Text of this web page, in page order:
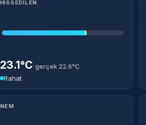
HISSEDILEN
23.1°C gerçek 22.6°C
Rahat
NEM